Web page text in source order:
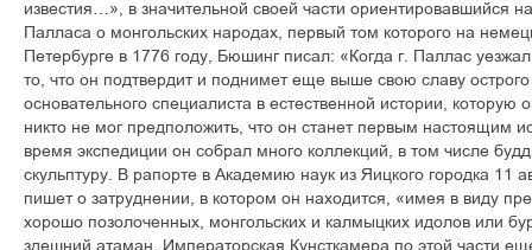
известия…», в значительной своей части ориентировавшийся
Палласа о монгольских народах, первый том которого на
Петербурге в 1776 году, Бюшинг писал: «Когда г. Паллас
то, что он подтвердит и поднимет еще выше свою славу
основательного специалиста в естественной истории, которую
никто не мог предположить, что он станет первым настоящим
время экспедиции он собрал много коллекций, в том числе
скульптуру. В рапорте в Академию наук из Яицкого городка 11
пишет о затруднении, в котором он находится, «имея в виду
хорошо позолоченных, монгольских и калмыцких идолов или
здешний атаман. Императорская Кунсткамера по этой части